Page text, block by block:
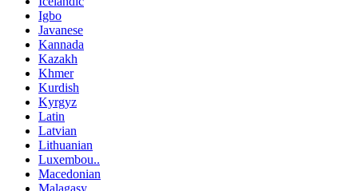
Igbo
Javanese
Kannada
Kazakh
Khmer
Kurdish
Kyrgyz
Latin
Latvian
Lithuanian
Luxembou..
Macedonian
Malagasy